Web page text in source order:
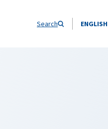
Search ENGLISH